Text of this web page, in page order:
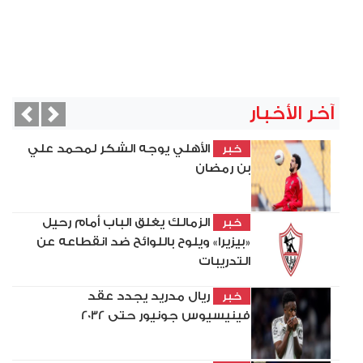
آخر الأخبار
خبر
الأهلي يوجه الشكر لمحمد علي
بن رمضان
خبر
الزمالك يغلق الباب أمام رحيل
«بيزيرا» ويلوح باللوائح ضد انقطاعه عن
التدريبات
خبر
ريال مدريد يجدد عقد
فينيسيوس جونيور حتى 2032
Next